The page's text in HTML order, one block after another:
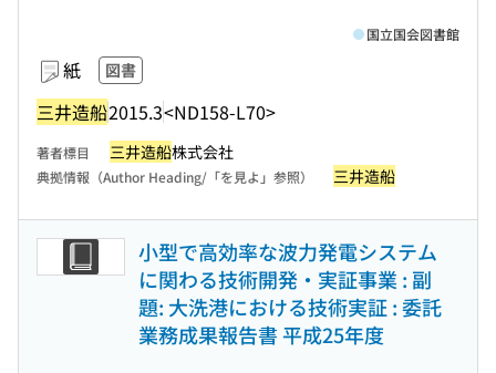
紙 図書
三井造船2015.3<ND158-L70>
国立国会図書館
著者標目 三井造船株式会社
典拠情報（Author Heading/「を見よ」参照） 三井造船
小型で高効率な波力発電システム
に関わる技術開発・実証事業 : 副
題: 大洗港における技術実証 : 委託
業務成果報告書 平成25年度